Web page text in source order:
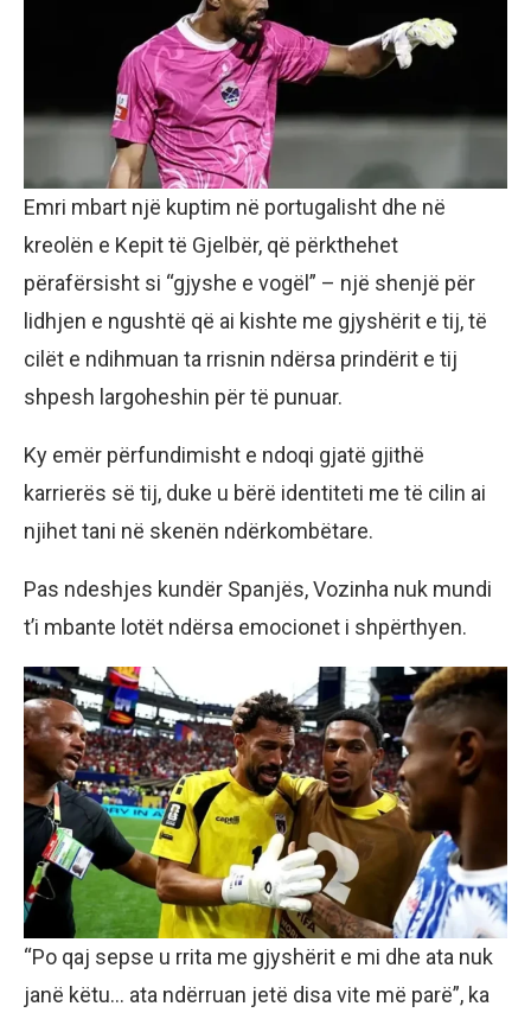
Emri mbart një kuptim në portugalisht dhe në
kreolën e Kepit të Gjelbër, që përkthehet
përafërsisht si “gjyshe e vogël” – një shenjë për
lidhjen e ngushtë që ai kishte me gjyshërit e tij, të
cilët e ndihmuan ta rrisnin ndërsa prindërit e tij
shpesh largoheshin për të punuar.
Ky emër përfundimisht e ndoqi gjatë gjithë
karrierës së tij, duke u bërë identiteti me të cilin ai
njihet tani në skenën ndërkombëtare.
Pas ndeshjes kundër Spanjës, Vozinha nuk mundi
t’i mbante lotët ndërsa emocionet i shpërthyen.
“Po qaj sepse u rrita me gjyshërit e mi dhe ata nuk
janë këtu… ata ndërruan jetë disa vite më parë”, ka